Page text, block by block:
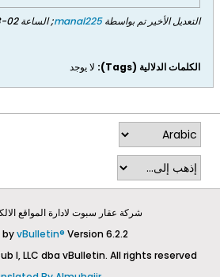
التعديل الأخير تم بواسطةmanal225; الساعة02-08-2025, 11:23 AM
الكلمات الدلالية (Tags): لا يوجد
شركة عقار سبوت لادارة المواقع
byvBulletin® Version 6.2.2
I, LLC dba vBulletin. All rights reserved.